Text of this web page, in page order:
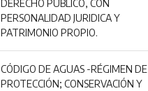
DERECHO PUBLICO, CON
PERSONALIDAD JURIDICA Y
PATRIMONIO PROPIO.
CÓDIGO DE AGUAS -RÉGIMEN DE
PROTECCIÓN; CONSERVACIÓN Y